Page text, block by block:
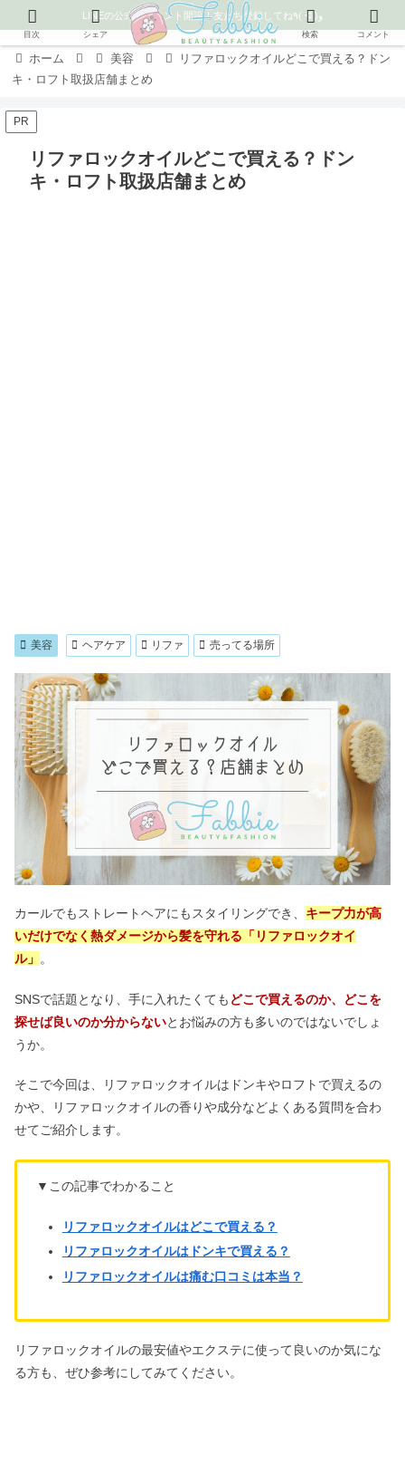
LINEの公式アカウント開設！友だち登録してね٩( ᐛ )و
ホーム 美容
リファロックオイルどこで買える？ドン
キ・ロフト取扱店舗まとめ
PR
リファロックオイルどこで買える？ドン
キ・ロフト取扱店舗まとめ
美容 ヘアケア リファ 売ってる場所
カールでもストレートヘアにもスタイリングでき、 キープ力が高
いだけでなく熱ダメージから髪を守れる「リファロックオイ
ル」 。
SNSで話題となり、手に入れたくても どこで買えるのか、どこを
探せば良いのか分からないとお悩みの方も多いのではないでしょ
うか。
そこで今回は、リファロックオイルはドンキやロフトで買えるの
かや、リファロックオイルの香りや成分などよくある質問を合わ
せてご紹介します。
▼この記事でわかること
リファロックオイルはどこで買える？
リファロックオイルはドンキで買える？
リファロックオイルは痛む口コミは本当？
リファロックオイルの最安値やエクステに使って良いのか気にな
る方も、ぜひ参考にしてみてください。
目次 シェア 検索 コメント